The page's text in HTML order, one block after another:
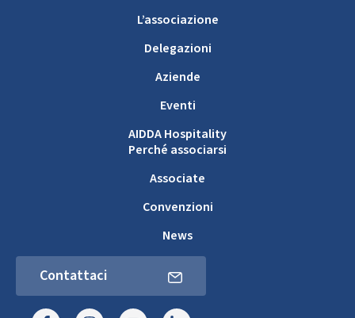
L’associazione
Delegazioni
Aziende
Eventi
AIDDA Hospitality
Perché associarsi
Associate
Convenzioni
News
Contattaci